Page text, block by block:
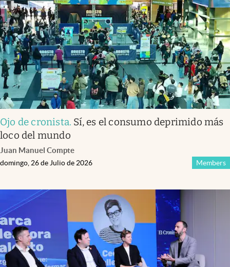
Infotechnology
Clase
Clima
Mundial 2026
Eventos Corporativos
El Cronista Studio
Mediakit
abre en nueva pestaña
Argentina
Ojo de cronista. Sí, es el consumo deprimido más
loco del mundo
Juan Manuel Compte
Members
domingo, 26 de Julio de 2026